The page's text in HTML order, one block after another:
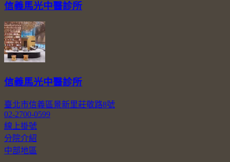
信義馬光中醫診所
信義馬光中醫診所
臺北市信義區景新里莊敬路8號
02-2700-0599
線上掛號
分院介紹
中部地區